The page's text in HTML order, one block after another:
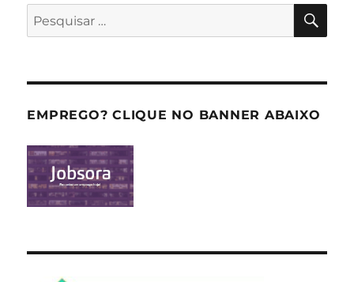
Pesquisar
por:
EMPREGO? CLIQUE NO BANNER ABAIXO